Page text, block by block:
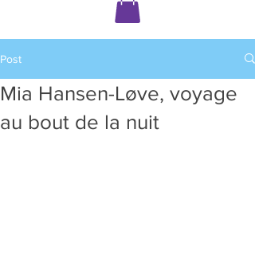
Post
Mia Hansen-Løve, voyage
au bout de la nuit